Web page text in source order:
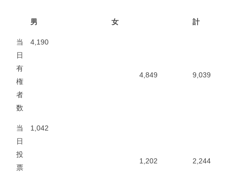
男 女 計
当
日
有
権
者
数
4,190
4,849 9,039
当
日
投
票
1,042
1,202 2,244